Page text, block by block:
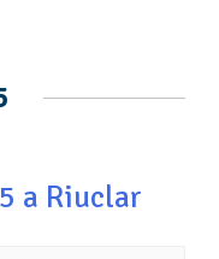
a Riuclar